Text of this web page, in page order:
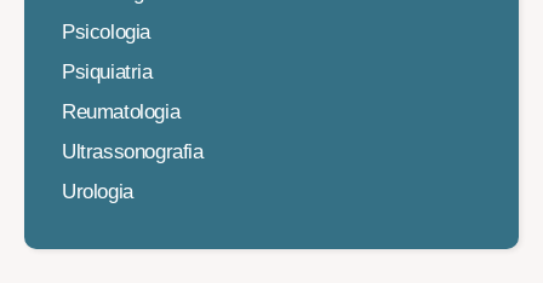
Psicologia
Psiquiatria
Reumatologia
Ultrassonografia
Urologia